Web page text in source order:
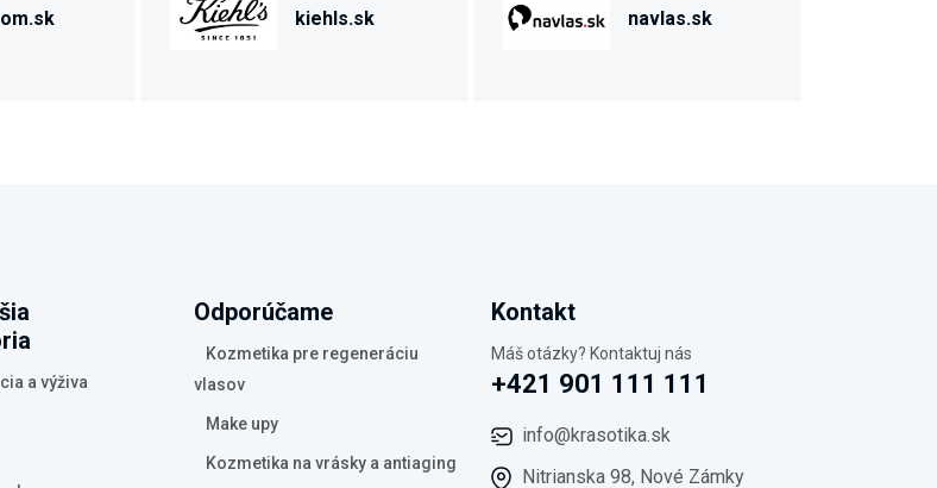
kiehls.sk navlas.sk
a výživa
Odporúčame
Kozmetika pre regeneráciu
vlasov
Make upy
Kozmetika na vrásky a antiaging
Kontakt
Máš otázky? Kontaktuj nás
+421 901 111 111
info@krasotika.sk
Nitrianska 98, Nové Zámky